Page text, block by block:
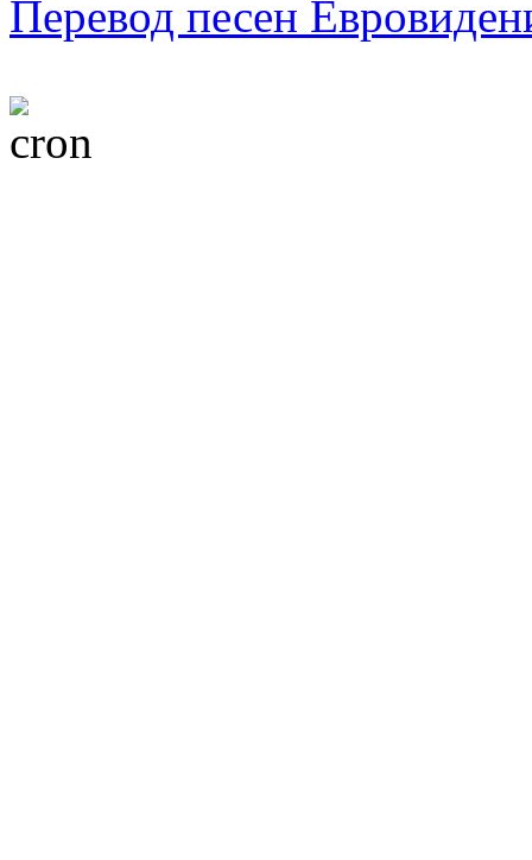
Перевод песен